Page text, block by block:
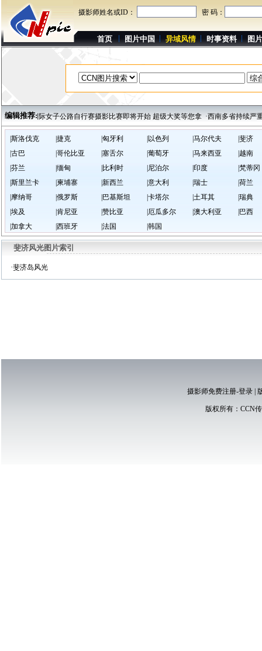
摄影师姓名或ID： 密 码：
首页 图片中国 异域风情 时事资料 图
编辑推荐:
崇明岛国际女子公路自行赛摄影比赛即将开始 超级大奖等您拿 ·西南多省持续严重
|斯洛伐克 |捷克 |匈牙利 |以色列 |马尔代夫
|斐济
|古巴
|哥伦比亚 |塞舌尔 |葡萄牙 |马来西亚
|越南
|芬兰
|缅甸 |比利时 |尼泊尔 |印度
|梵蒂冈
|斯里兰卡
|柬埔寨 |新西兰 |意大利 |瑞士
|荷兰
|摩纳哥
|俄罗斯 |巴基斯坦 |卡塔尔 |土耳其
|瑞典
|埃及
|肯尼亚 |赞比亚 |厄瓜多尔 |澳大利亚
|巴西
|加拿大
|西班牙 |法国 |韩国
斐济风光图片索引
·斐济岛风光
摄影师免费注册-登录|
版权所有： CCN